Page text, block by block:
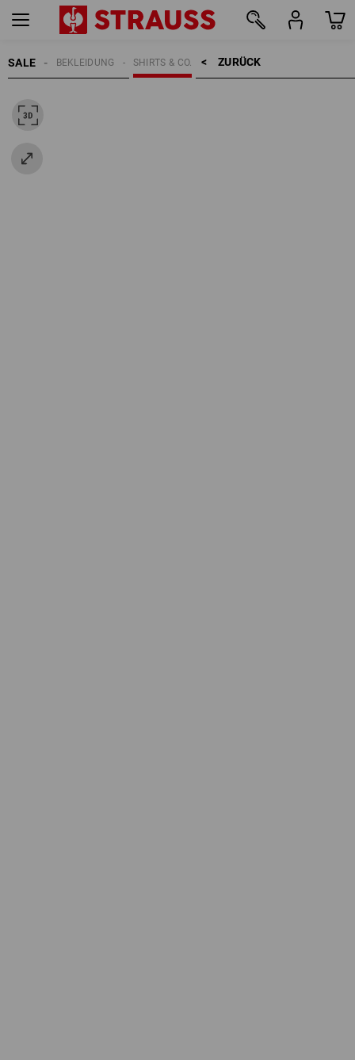
SALE ZURÜCK    >
SHIRTS & CO.
BEKLEIDUNG